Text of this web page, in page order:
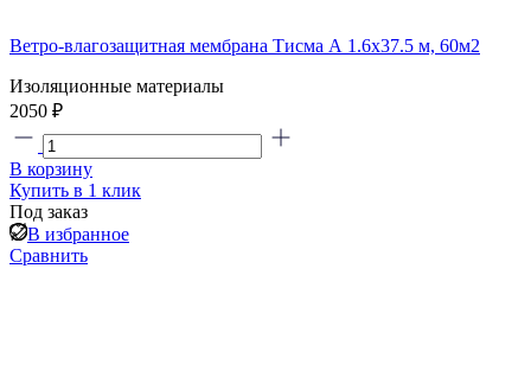
Ветро-влагозащитная мембрана Тисма А 1.6х37.5 м, 60м2
Изоляционные материалы
2050 ₽
В корзину
Купить в 1 клик
Под заказ
В избранное
Сравнить